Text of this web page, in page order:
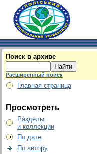
Поиск в архиве
Расширенный поиск
Главная страница
Просмотреть
Разделы
и коллекции
По дате
По автору